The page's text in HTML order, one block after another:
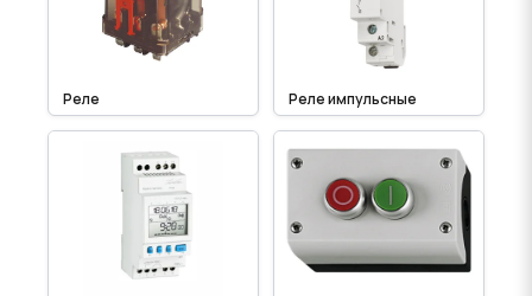
Реле Реле импульсные